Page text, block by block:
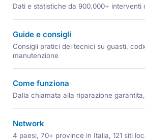
Dati e statistiche da 900.000+ interventi
Guide e consigli
Consigli pratici dei tecnici su guasti,
manutenzione
Come funziona
Dalla chiamata alla riparazione
Network
4 paesi, 70+ province in Italia, 121 siti